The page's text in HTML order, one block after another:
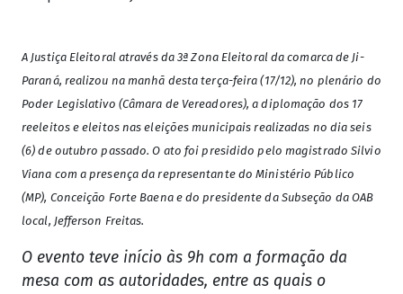
A Justiça Eleitoral através da 3ª Zona Eleitoral da comarca de Ji-
Paraná, realizou na manhã desta terça-feira (17/12), no plenário do
Poder Legislativo (Câmara de Vereadores), a diplomação dos 17
reeleitos e eleitos nas eleições municipais realizadas no dia seis
(6) de outubro passado. O ato foi presidido pelo magistrado Silvio
Viana com a presença da representante do Ministério Público
(MP), Conceição Forte Baena e do presidente da Subseção da OAB
local, Jefferson Freitas.
O evento teve início às 9h com a formação da
mesa com as autoridades, entre as quais o